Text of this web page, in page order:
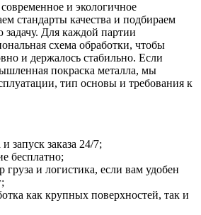
и экологичное
стандарты качества и подбираем
Для каждой партии
схема обработки, чтобы
и держалось стабильно. Если
покраска металла, мы
тип основы и требования к
запуск заказа 24/7;
бесплатно;
груза и логистика, если вам удобен
как крупных поверхностей, так и